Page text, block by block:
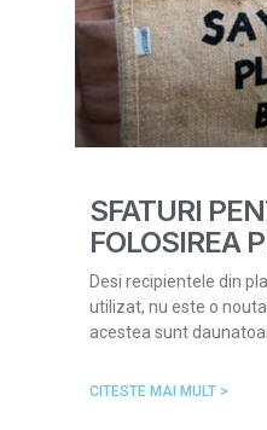
SFATURI
FOLOSIREA
Desi recipientele din
utilizat, nu este o
acestea sunt
CITESTE MAI MULT >